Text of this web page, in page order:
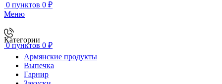
0 пунктов 0 ₽
Меню
0пунктов 0 ₽
Категории
Армянские продукты
Выпечка
Гарнир